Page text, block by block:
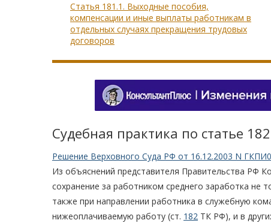
Статья 181.1. Выходные пособия,
компенсации и иные выплаты работникам в
отдельных случаях прекращения трудовых
договоров
Судебная практика по статье
Решение Верховного Суда РФ от 16.12.2003 N
Из объяснений представителя Правительства РФ
сохранение за работником среднего заработка не
также при направлении работника в служебную
нижеоплачиваемую работу (ст. 182 ТК РФ), и в